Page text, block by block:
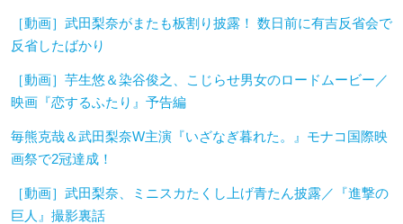
［動画］武田梨奈がまたも板割り披露！ 数日前に有吉反省会で
反省したばかり
［動画］芋生悠＆染谷俊之、こじらせ男女のロードムービー／
映画『恋するふたり』予告編
毎熊克哉＆武田梨奈W主演『いざなぎ暮れた。』モナコ国際映
画祭で2冠達成！
［動画］武田梨奈、ミニスカたくし上げ青たん披露／『進撃の
巨人』撮影裏話